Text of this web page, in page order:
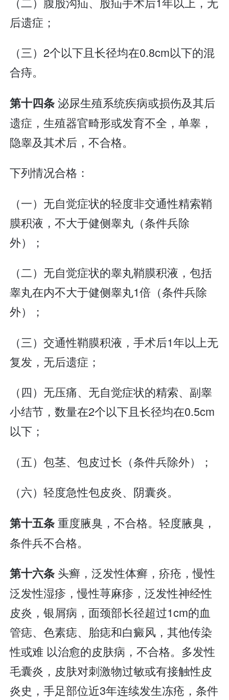
后遗症；
（三）2个以下且长径均在0.8cm以下的混
合痔。
第十四条泌尿生殖系统疾病或损伤及其后
遗症，生殖器官畸形或发育不全，单睾，
隐睾及其术后，不合格。
下列情况合格：
（一）无自觉症状的轻度非交通性精索鞘
膜积液，不大于健侧睾丸（条件兵除
外）；
（二）无自觉症状的睾丸鞘膜积液，包括
睾丸在内不大于健侧睾丸1倍（条件兵除
外）；
（三）交通性鞘膜积液，手术后1年以上无
复发，无后遗症；
（四）无压痛、无自觉症状的精索、副睾
小结节，数量在2个以下且长径均在0.5cm
以下；
（五）包茎、包皮过长（条件兵除外）；
（六）轻度急性包皮炎、阴囊炎。
第十五条重度腋臭，不合格。轻度腋臭，
条件兵不合格。
第十六条 头癣，泛发性体癣，疥疮，慢性
泛发性湿疹，慢性荨麻疹，泛发性神经性
皮炎，银屑病，面颈部长径超过1cm的血
管痣、色素痣、胎痣和白癜风，其他传染
性或难 以治愈的皮肤病，不合格。多发性
毛囊炎，皮肤对刺激物过敏或有接触性皮
炎史，手足部位近3年连续发生冻疮，条件